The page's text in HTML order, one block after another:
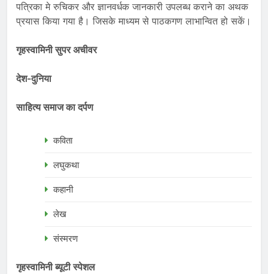
पत्रिका मे रुचिकर और ज्ञानवर्धक जानकारी उपलब्ध कराने का अथक
प्रयास किया गया है। जिसके माध्यम से पाठकगण लाभान्वित हो सकें।
गृहस्वामिनी सुपर अचीवर
देश-दुनिया
साहित्य समाज का दर्पण
कविता
लघुकथा
कहानी
लेख
संस्मरण
गृहस्वामिनी ब्यूटी स्पेशल